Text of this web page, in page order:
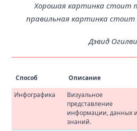
Хорошая картинка стоит
правильная картинка стоит
Дэвид Огилви
Способ Описание
Инфографика
Визуальное
представление
информации, данных
знаний.